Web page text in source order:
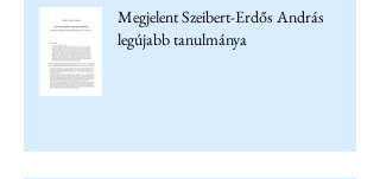
Megjelent Szeibert-Erdős András
legújabb tanulmánya